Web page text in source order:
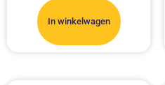
In winkelwagen